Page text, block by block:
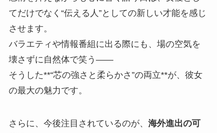
てだけでなく“伝える人”としての新しい才能を感じ
させます。
バラエティや情報番組に出る際にも、場の空気を
壊さずに自然体で笑う——
そうした**“芯の強さと柔らかさ”の両立**が、彼女
の最大の魅力です。
さらに、今後注目されているのが、 海外進出の可